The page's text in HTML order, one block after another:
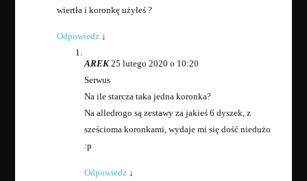
wiertła i koronkę użyłeś ?
Odpowiedz ↓
AREK25 lutego 2020 o 10:20
Serwus
Na ile starcza taka jedna koronka?
Na alledrogo są zestawy za jakieś 6 dyszek, z
sześcioma koronkami, wydaje mi się dość niedużo
:p
Odpowiedz ↓